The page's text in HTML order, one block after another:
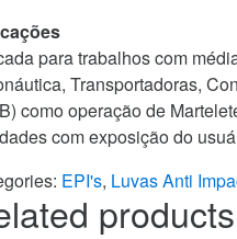
para trabalhos com
Transportadoras,
como operação de
com exposição do
EPI's, Luvas Anti
products